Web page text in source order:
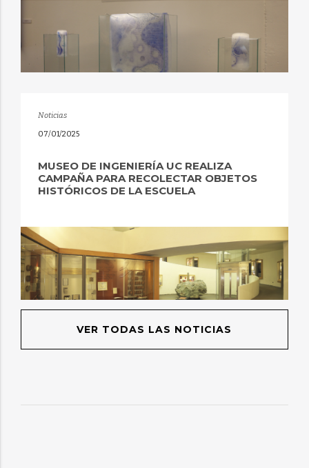
Noticias
07/01/2025
MUSEO DE INGENIERÍA UC REALIZA
CAMPAÑA PARA RECOLECTAR OBJETOS
HISTÓRICOS DE LA ESCUELA
VER TODAS LAS NOTICIAS